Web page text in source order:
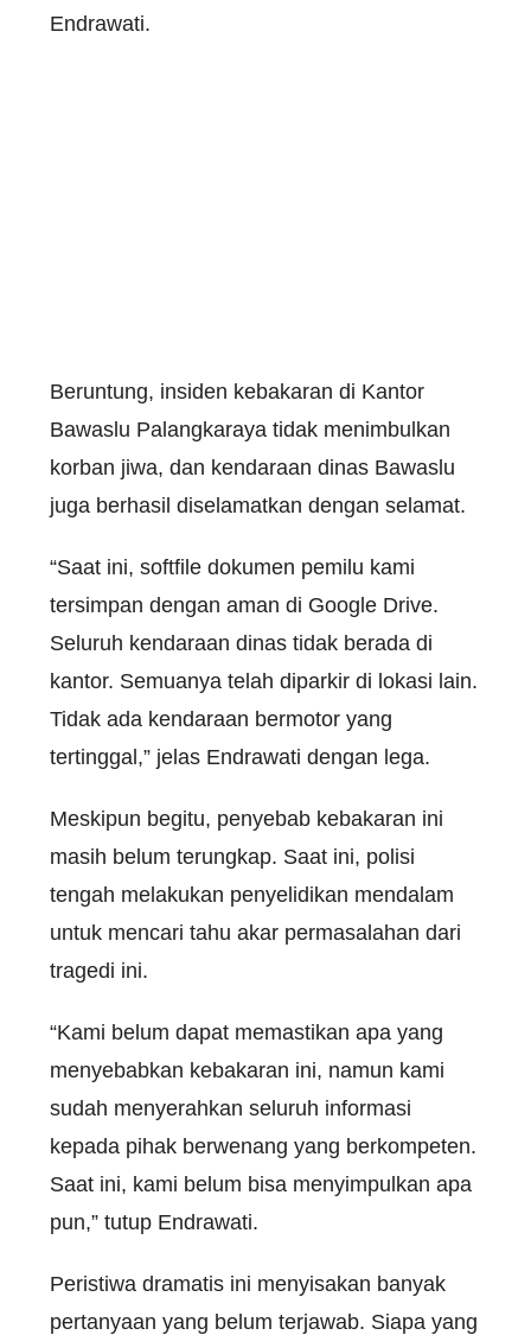
Endrawati.
Beruntung, insiden kebakaran di Kantor
Bawaslu Palangkaraya tidak menimbulkan
korban jiwa, dan kendaraan dinas Bawaslu
juga berhasil diselamatkan dengan selamat.
“Saat ini, softfile dokumen pemilu kami
tersimpan dengan aman di Google Drive.
Seluruh kendaraan dinas tidak berada di
kantor. Semuanya telah diparkir di lokasi lain.
Tidak ada kendaraan bermotor yang
tertinggal,” jelas Endrawati dengan lega.
Meskipun begitu, penyebab kebakaran ini
masih belum terungkap. Saat ini, polisi
tengah melakukan penyelidikan mendalam
untuk mencari tahu akar permasalahan dari
tragedi ini.
“Kami belum dapat memastikan apa yang
menyebabkan kebakaran ini, namun kami
sudah menyerahkan seluruh informasi
kepada pihak berwenang yang berkompeten.
Saat ini, kami belum bisa menyimpulkan apa
pun,” tutup Endrawati.
Peristiwa dramatis ini menyisakan banyak
pertanyaan yang belum terjawab. Siapa yang